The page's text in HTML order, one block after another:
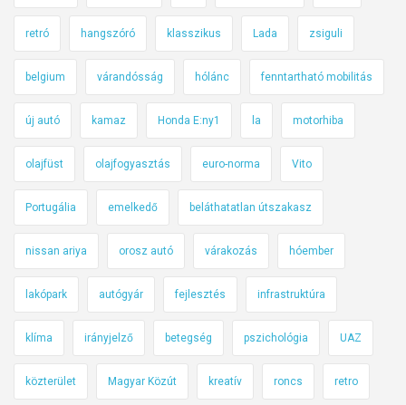
retró hangszóró klasszikus Lada zsiguli
belgium várandósság hólánc fenntartható mobilitás
új autó kamaz Honda E:ny1 la motorhiba
olajfüst olajfogyasztás euro-norma Vito
Portugália emelkedő beláthatatlan útszakasz
nissan ariya orosz autó várakozás hóember
lakópark autógyár fejlesztés infrastruktúra
klíma irányjelző betegség pszichológia UAZ
közterület Magyar Közút kreatív roncs retro